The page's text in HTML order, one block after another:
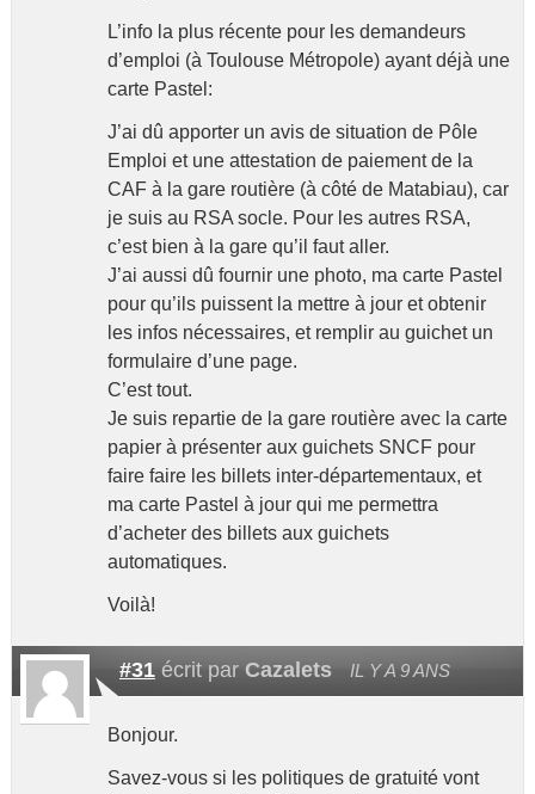
L’info la plus récente pour les demandeurs
d’emploi (à Toulouse Métropole) ayant déjà une
carte Pastel:
J’ai dû apporter un avis de situation de Pôle
Emploi et une attestation de paiement de la
CAF à la gare routière (à côté de Matabiau), car
je suis au RSA socle. Pour les autres RSA,
c’est bien à la gare qu’il faut aller.
J’ai aussi dû fournir une photo, ma carte Pastel
pour qu’ils puissent la mettre à jour et obtenir
les infos nécessaires, et remplir au guichet un
formulaire d’une page.
C’est tout.
Je suis repartie de la gare routière avec la carte
papier à présenter aux guichets SNCF pour
faire faire les billets inter-départementaux, et
ma carte Pastel à jour qui me permettra
d’acheter des billets aux guichets
automatiques.
Voilà!
#31écrit par Cazalets IL Y A 9 ANS
Bonjour.
Savez-vous si les politiques de gratuité vont